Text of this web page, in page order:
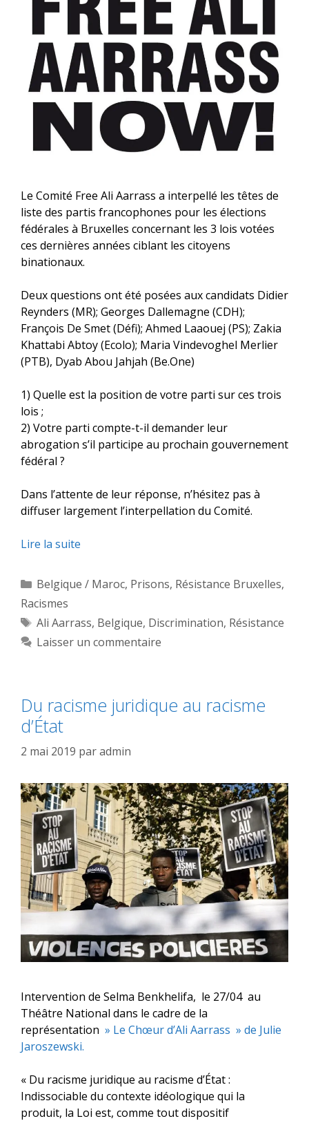
Le Comité Free Ali Aarrass a interpellé les têtes de
liste des partis francophones pour les élections
fédérales à Bruxelles concernant les 3 lois votées
ces dernières années ciblant les citoyens
binationaux.
Deux questions ont été posées aux candidats Didier
Reynders (MR); Georges Dallemagne (CDH);
François De Smet (Défi); Ahmed Laaouej (PS); Zakia
Khattabi Abtoy (Ecolo); Maria Vindevoghel Merlier
(PTB), Dyab Abou Jahjah (Be.One)
1) Quelle est la position de votre parti sur ces trois
lois ;
2) Votre parti compte-t-il demander leur
abrogation s’il participe au prochain gouvernement
fédéral ?
Dans l’attente de leur réponse, n’hésitez pas à
diffuser largement l’interpellation du Comité.
Lire la suite
Catégories
Belgique / Maroc, Prisons, Résistance Bruxelles,
Racismes
Étiquettes
Ali Aarrass, Belgique, Discrimination, Résistance
Laisser un commentaire
Du racisme juridique au racisme
d’État
2 mai 2019 paradmin
Intervention de Selma Benkhelifa, le 27/04 au
Théâtre National dans le cadre de la
représentation » Le Chœur d’Ali Aarrass » de Julie
Jaroszewski.
« Du racisme juridique au racisme d’État :
Indissociable du contexte idéologique qui la
produit, la Loi est, comme tout dispositif